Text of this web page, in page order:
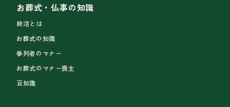
お葬式・仏事の知識
終活とは
お葬式の知識
参列者のマナー
お葬式のマナー喪主
豆知識